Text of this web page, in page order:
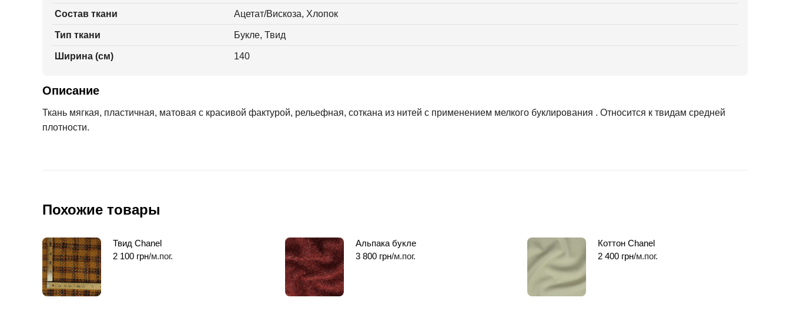
Состав ткани Ацетат/Вискоза, Хлопок
Тип ткани Букле, Твид
Ширина (см) 140
Описание
Ткань мягкая, пластичная, матовая с красивой фактурой, рельефная, соткана из нитей с применением мелкого буклирования . Относится к твидам средней
плотности.
Похожие товары
Твид Chanel
2 100 грн/м.пог.
Альпака букле
3 800 грн/м.пог.
Коттон Chanel
2 400 грн/м.пог.